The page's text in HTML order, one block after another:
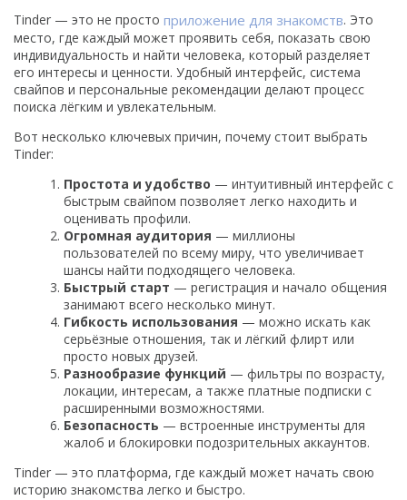
Tinder — это не просто приложение для знакомств. Это
место, где каждый может проявить себя, показать свою
индивидуальность и найти человека, который разделяет
его интересы и ценности. Удобный интерфейс, система
свайпов и персональные рекомендации делают процесс
поиска лёгким и увлекательным.
Вот несколько ключевых причин, почему стоит выбрать
Tinder:
Простота и удобство — интуитивный интерфейс с
быстрым свайпом позволяет легко находить и
оценивать профили.
Огромная аудитория — миллионы
пользователей по всему миру, что увеличивает
шансы найти подходящего человека.
Быстрый старт — регистрация и начало общения
занимают всего несколько минут.
Гибкость использования — можно искать как
серьёзные отношения, так и лёгкий флирт или
просто новых друзей.
Разнообразие функций — фильтры по возрасту,
локации, интересам, а также платные подписки с
расширенными возможностями.
Безопасность — встроенные инструменты для
жалоб и блокировки подозрительных аккаунтов.
Tinder — это платформа, где каждый может начать свою
историю знакомства легко и быстро.